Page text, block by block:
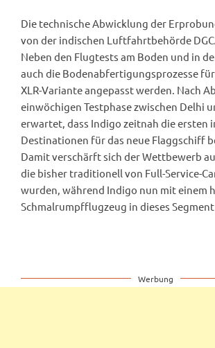
Die technische Abwicklung der
von der indischen Luftfahrtbehörde
Neben den Flugtests am Boden und in
auch die Bodenabfertigungsprozesse
XLR-Variante angepasst werden. Nach
einwöchigen Testphase zwischen Delhi
erwartet, dass Indigo zeitnah die ersten
Destinationen für das neue Flaggschiff
Damit verschärft sich der Wettbewerb
die bisher traditionell von Full-Service-
wurden, während Indigo nun mit einem
Schmalrumpfflugzeug in dieses
Werbung